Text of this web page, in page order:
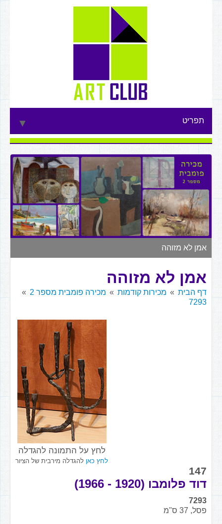
תפריט ▼
▼
▼
▼
▼
אמן לא מזוהה
אמן לא מזוהה
דף הבית מכירות קודמות
מכירה פומבית מספר 2
7293
לחץ על התמונה להגדלה
לחץ כאן להגדלה מירבית של הציור
147
דוד פלומבו (1920 - 1966)
7293
פסל, 37 ס"מ